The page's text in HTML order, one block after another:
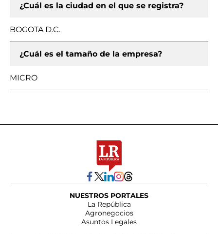
¿Cuál es la ciudad en el que se registra?
BOGOTA D.C.
¿Cuál es el tamaño de la empresa?
MICRO
NUESTROS PORTALES
La República
Agronegocios
Asuntos Legales